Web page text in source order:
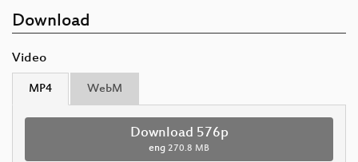
Download
Video
MP4 WebM
Download 576p
eng 270.8 MB